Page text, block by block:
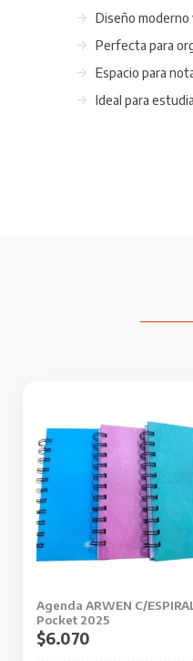
Diseño
Perfecta para
Espacio para
Ideal para
Agenda ARWEN C/
Pocket 2025
$6.070
producto
tiene
múltiples
variantes.
Las
opciones
se
elegir
en